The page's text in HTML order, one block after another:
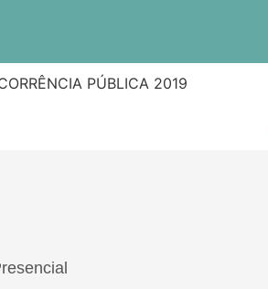
PÚBLICA 2019